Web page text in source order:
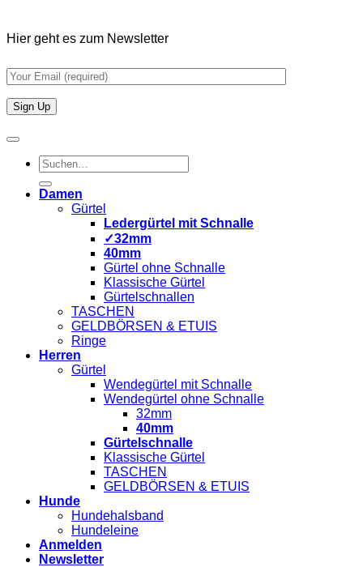
Hier geht es zum Newsletter
Suchen
nach:
Damen
Gürtel
Ledergürtel mit Schnalle
✓32mm
40mm
Gürtel ohne Schnalle
Klassische Gürtel
Gürtelschnallen
TASCHEN
GELDBÖRSEN & ETUIS
Ringe
Herren
Gürtel
Wendegürtel mit Schnalle
Wendegürtel ohne Schnalle
32mm
40mm
Gürtelschnalle
Klassische Gürtel
TASCHEN
GELDBÖRSEN & ETUIS
Hunde
Hundehalsband
Hundeleine
Anmelden
Newsletter